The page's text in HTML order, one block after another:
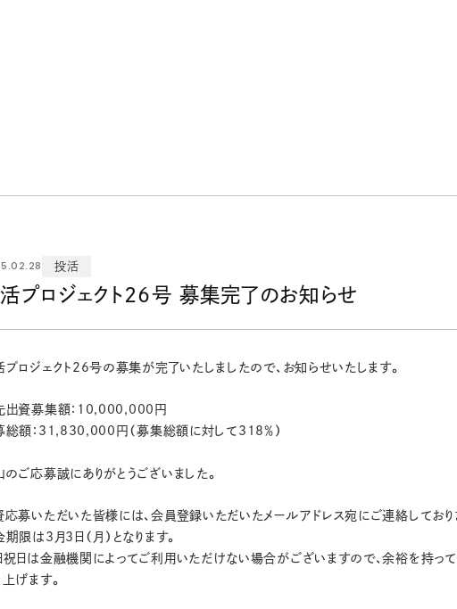
投活
プロジェクト26号 募集完了のお知らせ
プロジェクト26号の募集が完了いたしましたので、お知らせいたします。
出資募集額：10,000,000円
総額：31,830,000円（募集総額に対して318％）
のご応募誠にありがとうございました。
応募いただいた皆様には、会員登録いただいたメールアドレス宛にご連絡しており
期限は3月3日（月）となります。
祝日は金融機関によってご利用いただけない場合がございますので、余裕を持っ
上げます。